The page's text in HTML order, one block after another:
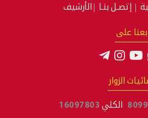
إتصـل بنـا الأرشيف
على
الزوار
8099 الكلي 16097803